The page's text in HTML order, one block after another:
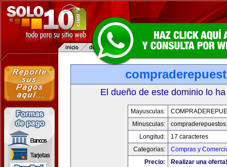
El dueño de este dominio lo
Mayusculas:
Minusculas:
Longitud:
17 caracteres
Categorias:
Compras y
Precio:
Realizar una oferta!